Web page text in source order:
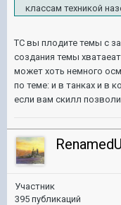
классам техникой
ТС вы плодите темы с
создания темы
может хоть немного
по теме: и в танках и в
если вам скилл
Участник
395 публикаций